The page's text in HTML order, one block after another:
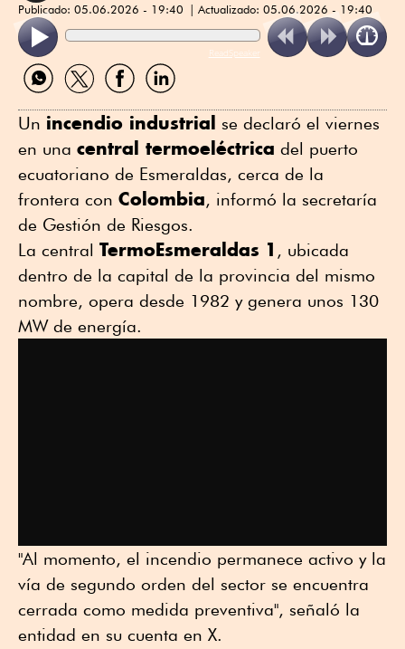
Publicado: 05.06.2026 - 19:40 Actualizado: 05.06.2026 - 19:40
ReadSpeaker
Compartir
por
Compartir
por
Compartir
por
Compartir
por
Un incendio industrial se declaró el viernes
en una central termoeléctrica del puerto
ecuatoriano de Esmeraldas, cerca de la
frontera con Colombia, informó la secretaría
de Gestión de Riesgos.
La central TermoEsmeraldas 1 , ubicada
dentro de la capital de la provincia del mismo
nombre, opera desde 1982 y genera unos 130
MW de energía.
"Al momento, el incendio permanece activo y la
vía de segundo orden del sector se encuentra
cerrada como medida preventiva", señaló la
entidad en su cuenta en X.